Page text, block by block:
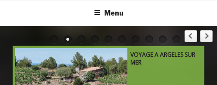
Menu
RANDOS DE MAI 2026